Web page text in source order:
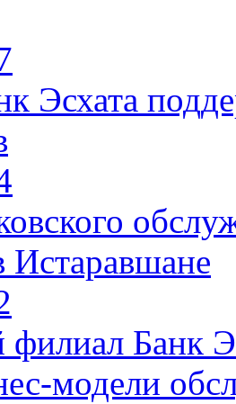
Эсхата
Истаравшане
Банк
модели